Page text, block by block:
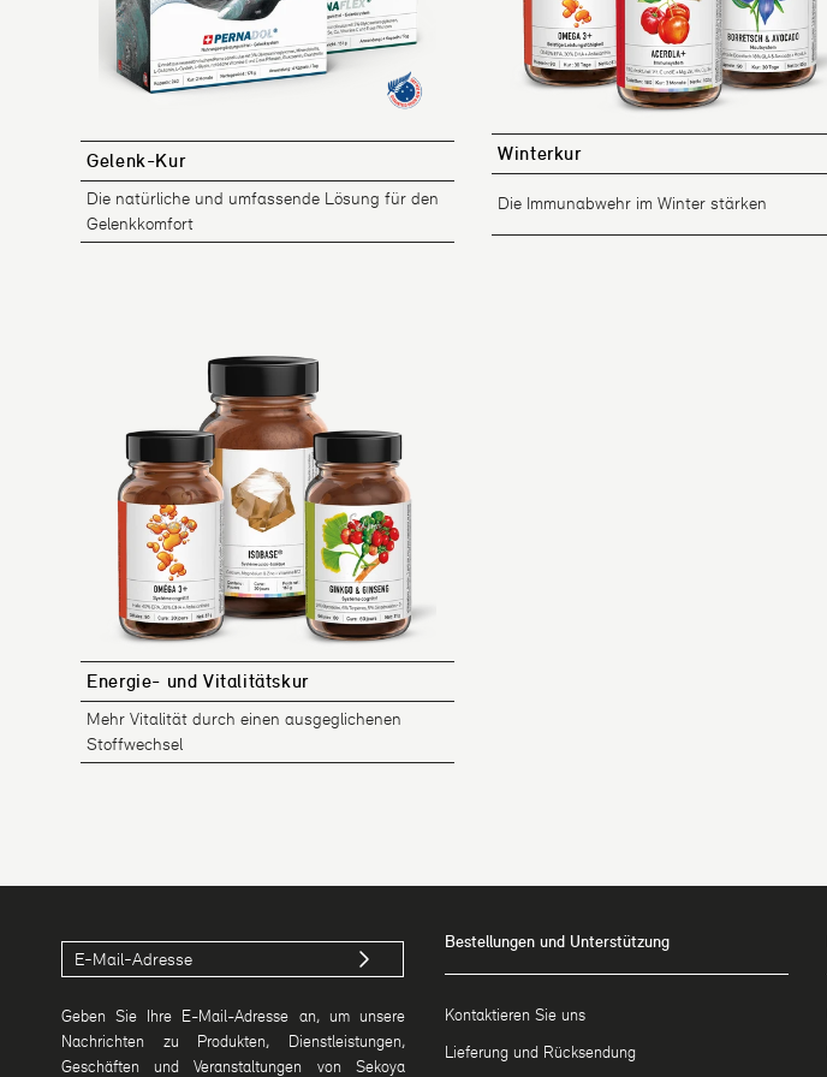
Gelenk-Kur
Die natürliche und umfassende Lösung für den
Gelenkkomfort
Winterkur
Die Immunabwehr im Winter stärken
Energie- und Vitalitätskur
Mehr Vitalität durch einen ausgeglichenen
Stoffwechsel
Geben Sie Ihre E-Mail-Adresse an, um unsere
Nachrichten zu Produkten, Dienstleistungen,
Geschäften und Veranstaltungen von Sekoya
Bestellungen und Unterstützung
Kontaktieren Sie uns
Lieferung und Rücksendung